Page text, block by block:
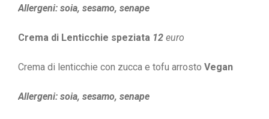
Allergeni: soia, sesamo, senape
Crema di Lenticchie speziata 12 euro
Crema di lenticchie con zucca e tofu arrosto Vegan
Allergeni: soia, sesamo, senape